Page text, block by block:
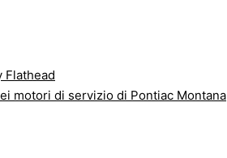
Flathead
motori di servizio di Pontiac Montana